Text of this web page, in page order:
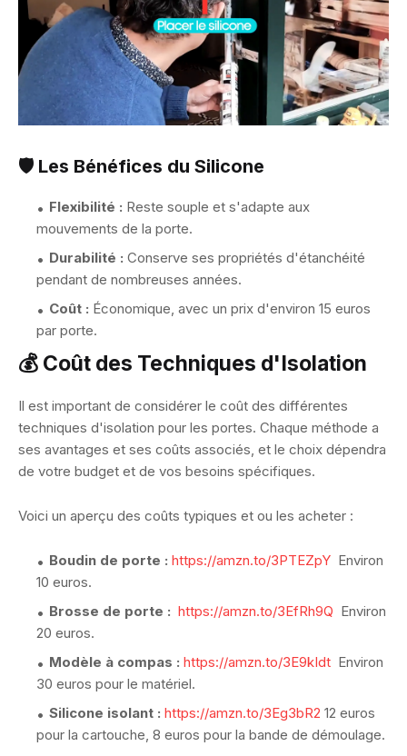
🛡️ Les Bénéfices du Silicone
Flexibilité : Reste souple et s'adapte aux
mouvements de la porte.
Durabilité : Conserve ses propriétés d'étanchéité
pendant de nombreuses années.
Coût : Économique, avec un prix d'environ 15 euros
par porte.
💰 Coût des Techniques d'Isolation
Il est important de considérer le coût des différentes
techniques d'isolation pour les portes. Chaque méthode a
ses avantages et ses coûts associés, et le choix dépendra
de votre budget et de vos besoins spécifiques.
Voici un aperçu des coûts typiques et ou les acheter :
Boudin de porte : https://amzn.to/3PTEZpY Environ
10 euros.
Brosse de porte : https://amzn.to/3EfRh9Q Environ
20 euros.
Modèle à compas : https://amzn.to/3E9kIdt Environ
30 euros pour le matériel.
Silicone isolant : https://amzn.to/3Eg3bR2 12 euros
pour la cartouche, 8 euros pour la bande de démoulage.